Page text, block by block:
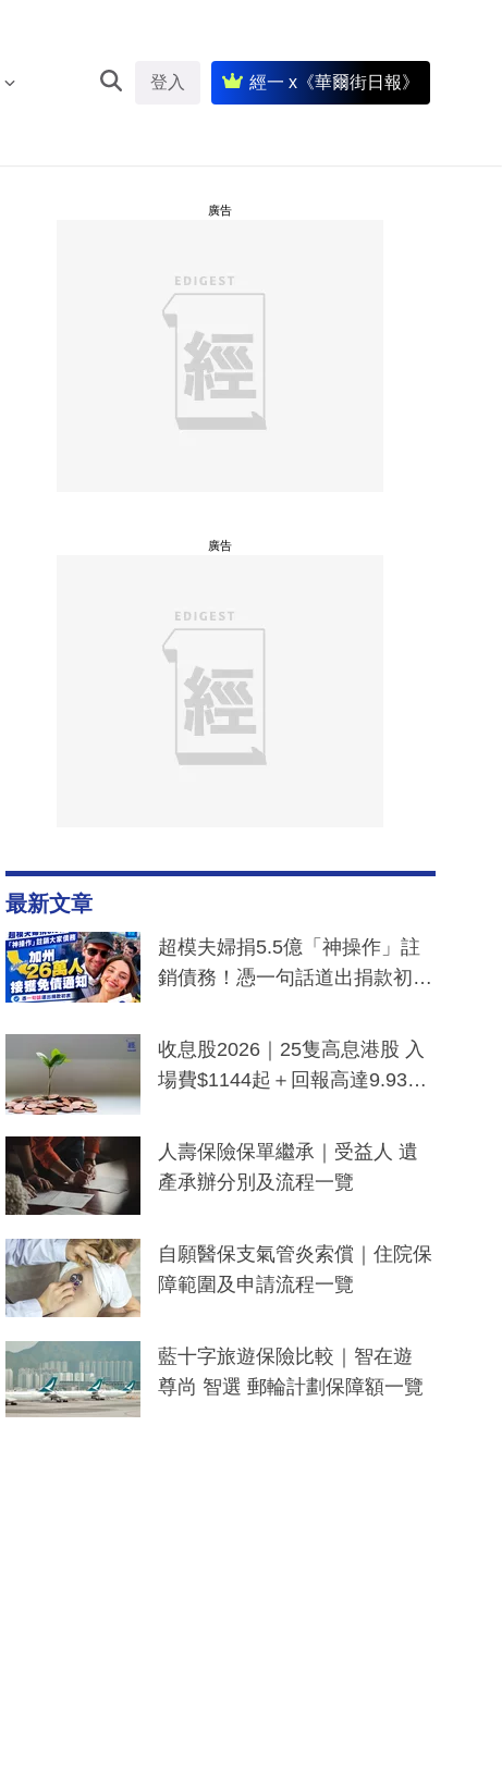
登入 經一 x《華爾街日報》
廣告
廣告
最新文章
超模夫婦捐5.5億「神操作」註
銷債務！憑一句話道出捐款初
一度被誤當詐騙手段
收息股2026｜25隻高息港股 入
場費$1144起＋回報高達9.93
人壽保險保單繼承｜受益人 遺
產承辦分別及流程一覽
自願醫保支氣管炎索償｜住院保
障範圍及申請流程一覽
藍十字旅遊保險比較｜智在遊
尊尚 智選 郵輪計劃保障額一覽